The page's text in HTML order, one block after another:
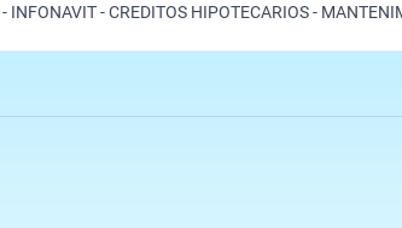
- CREDITOS HIPOTECARIOS -